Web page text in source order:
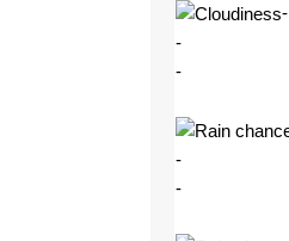
-
-
-
-
-